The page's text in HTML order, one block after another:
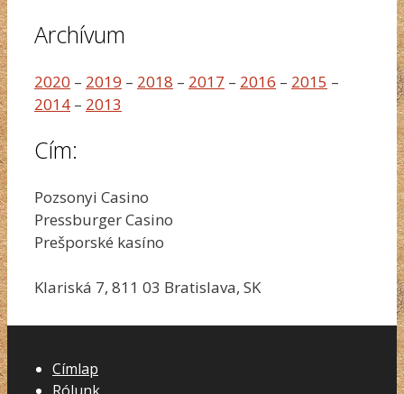
Archívum
2020 – 2019 – 2018 – 2017 – 2016 – 2015 –
2014 – 2013
Cím:
Pozsonyi Casino
Pressburger Casino
Prešporské kasíno
Klariská 7, 811 03 Bratislava, SK
Címlap